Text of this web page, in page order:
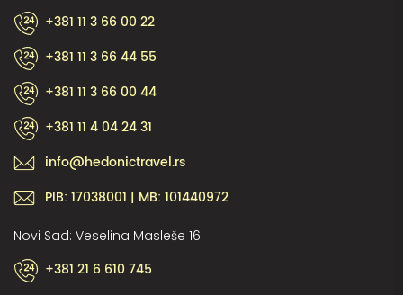
+381 11 3 66 00 22
+381 11 3 66 44 55
+381 11 3 66 00 44
+381 11 4 04 24 31
info@hedonictravel.rs
PIB: 17038001 | MB: 101440972
Novi Sad: Veselina Masleše 16
+381 21 6 610 745